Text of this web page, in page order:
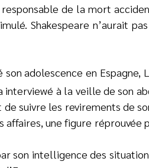
de la mort
Shakespeare n’aurait
adolescence en Espagne,
à la veille de son
suivre les revirements de
affaires, une figure réprouvée
son intelligence des